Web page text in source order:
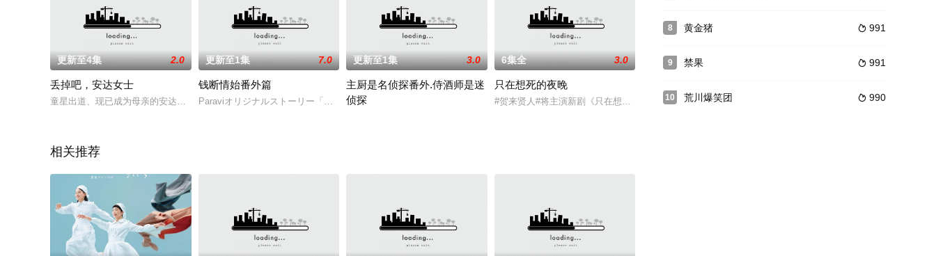
更新至4集 2.0
丢掉吧，安达女士
童星出道、现已成为母亲的安达佑实将饰演她本人，剧中以收到女性杂志连载企划委
更新至1集 7.0
钱断情始番外篇
Paraviオリジナルストーリー「恋の切れ目がおカネのはじまり？」では、純
更新至1集 3.0
主厨是名侦探番外.侍酒师是迷
侦探
6集全 3.0
只在想死的夜晚
#贺来贤人#将主演新剧《只在想死的夜晚》，该剧由村尾嘉昭(《非自然死亡》)
相关推荐
8  991
黄金猪
9  991
禁果
10  990
荒川爆笑团